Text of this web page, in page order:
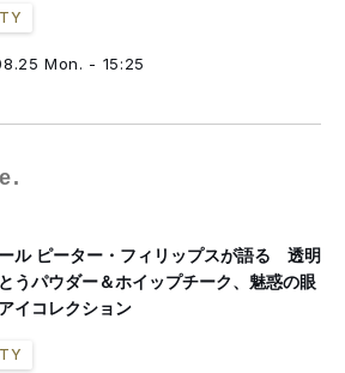
Mon. - 15:25
ル ピーター・フィリップスが語る 透明
うパウダー＆ホイップチーク、魅惑の眼
イコレクション